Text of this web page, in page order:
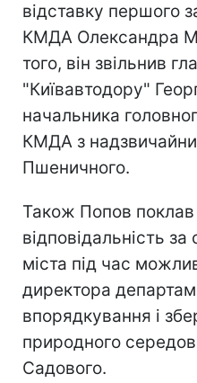
відставку першого
КМДА Олександра
того, він звільнив
"Київавтодору"
начальника
КМДА з
Пшеничного.
Також Попов
відповідальність
міста під час
директора
впорядкування і
природного
Садового.